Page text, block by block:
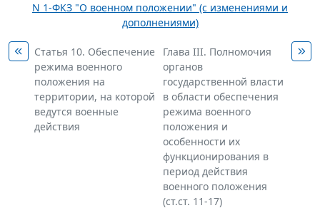
N 1-ФКЗ "О военном положении" (с изменениями и
дополнениями)
Статья 10. Обеспечение
режима военного
положения на
территории, на которой
ведутся военные
действия
Глава III. Полномочия
органов
государственной власти
в области обеспечения
режима военного
положения и
особенности их
функционирования в
период действия
военного положения
(ст.ст. 11-17)